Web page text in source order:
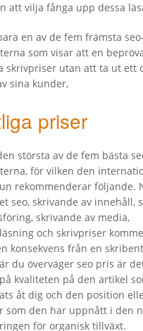
att vilja fånga upp dessa
en av de fem främsta seo-
som visar att en
skrivpriser utan att ta ut ett
sina kunder,
priser
största av de fem bästa
för vilken den
rekommenderar följande.
seo, skrivande av innehåll,
skrivande av media,
och skrivpriser
konsekvens från en
du överväger seo pris är
kvaliteten på den artikel
åt dig och den position
som den har uppnått i den
för organisk tillväxt.